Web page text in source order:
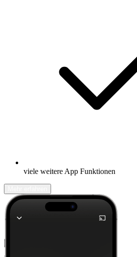
viele weitere App Funktionen